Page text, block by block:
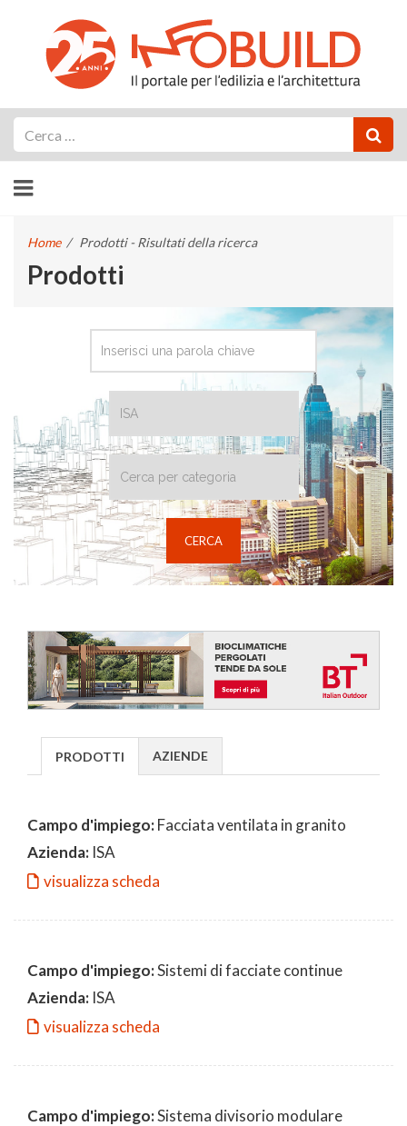
Home / Prodotti - Risultati della ricerca
Prodotti
PRODOTTI AZIENDE
Campo d'impiego:Facciata ventilata in granito
Azienda: ISA
visualizza scheda
Campo d'impiego:Sistemi di facciate continue
Azienda: ISA
visualizza scheda
Campo d'impiego:Sistema divisorio modulare